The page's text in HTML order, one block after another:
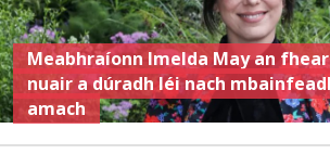
Meabhraíonn Imelda May an
nuair a dúradh léi nach
amach